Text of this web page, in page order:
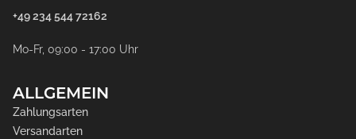
+49 234 544 72162
Mo-Fr, 09:00 - 17:00 Uhr
ALLGEMEIN
Zahlungsarten
Versandarten